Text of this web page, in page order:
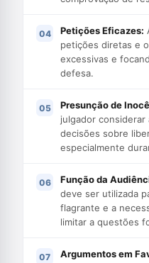
Petições Eficazes:
petições diretas e
excessivas e
defesa.
Presunção de
julgador considerar
decisões sobre
especialmente
Função da
deve ser utilizada
flagrante e a
limitar a questões
Argumentos em